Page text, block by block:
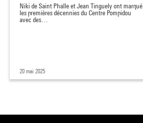
Niki de Saint Phalle et Jean Tinguely ont marqué
les premières décennies du Centre Pompidou
avec des…
20 mai 2025